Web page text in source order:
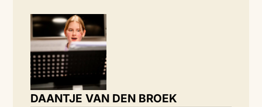
DAANTJE VAN DEN BROEK